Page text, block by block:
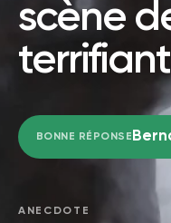
scène
BONNE RÉPONSE
ANECDOTE